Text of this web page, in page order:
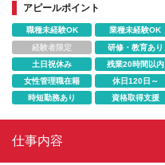
アピールポイント
職種未経験OK 業種未経験OK
経験者限定
研修・教育あり
土日祝休み
残業20時間以内
女性管理職在籍
休日120日～
時短勤務あり
資格取得支援
仕事内容